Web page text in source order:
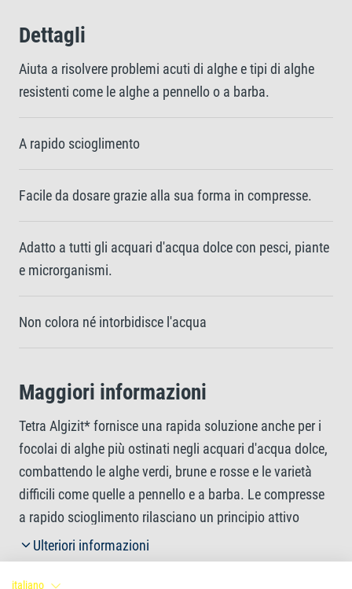
Dettagli
Aiuta a risolvere problemi acuti di alghe e tipi di alghe
resistenti come le alghe a pennello o a barba.
A rapido scioglimento
Facile da dosare grazie alla sua forma in compresse.
Adatto a tutti gli acquari d'acqua dolce con pesci, piante
e microrganismi.
Non colora né intorbidisce l'acqua
Maggiori informazioni
Tetra Algizit* fornisce una rapida soluzione anche per i
focolai di alghe più ostinati negli acquari d'acqua dolce,
combattendo le alghe verdi, brune e rosse e le varietà
difficili come quelle a pennello e a barba. Le compresse
a rapido scioglimento rilasciano un principio attivo
altamente efficace non appena entrano in contatto con
l'acqua, interrompendo il metabolismo delle alghe, pur
rimanendo delicate su pesci, piante e microrganismi
Ulteriori informazioni
italiano